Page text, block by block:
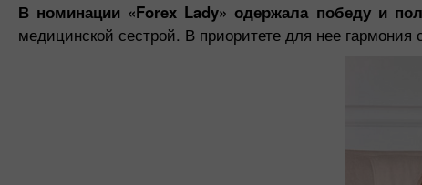
В номинации «Forex Lady» одержала победу и
медицинской сестрой. В приоритете для нее